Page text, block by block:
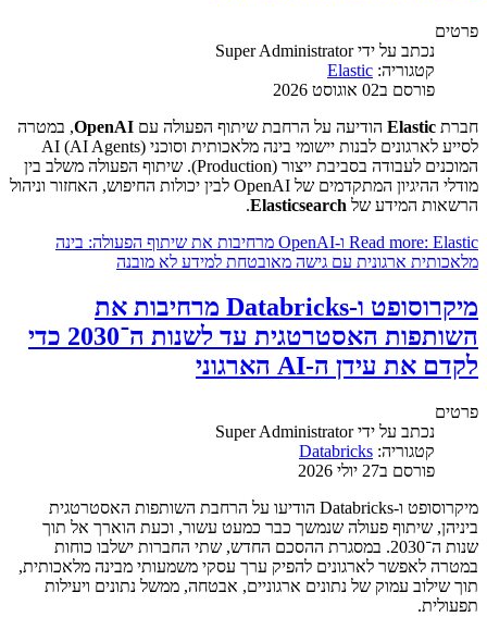
פרטים
נכתב על ידיSuper Administrator
קטגוריה: Elastic
פורסם ב02 אוגוסט 2026
חברת Elastic הודיעה על הרחבת שיתוף הפעולה עם OpenAI, במטרה
לסייע לארגונים לבנות יישומי בינה מלאכותית וסוכני AI (AI Agents)
המוכנים לעבודה בסביבת ייצור (Production). שיתוף הפעולה משלב בין
מודלי ההיגיון המתקדמים של OpenAI לבין יכולות החיפוש, האחזור וניהול
הרשאות המידע של Elasticsearch
.
Read more: Elastic ו-OpenAI מרחיבות את שיתוף הפעולה: בינה
מלאכותית ארגונית עם גישה מאובטחת למידע לא מובנה
מיקרוסופט ו-Databricks מרחיבות את
השותפות האסטרטגית עד לשנות ה־2030 כדי
לקדם את עידן ה-AI הארגוני
פרטים
נכתב על ידיSuper Administrator
קטגוריה: Databricks
פורסם ב27 יולי 2026
מיקרוסופט ו-Databricks הודיעו על הרחבת השותפות האסטרטגית
ביניהן, שיתוף פעולה שנמשך כבר כמעט עשור, וכעת הוארך אל תוך
שנות ה־2030. במסגרת ההסכם החדש, שתי החברות ישלבו כוחות
במטרה לאפשר לארגונים להפיק ערך עסקי משמעותי מבינה מלאכותית,
תוך שילוב עמוק של נתונים ארגוניים, אבטחה, ממשל נתונים ויעילות
תפעולית.